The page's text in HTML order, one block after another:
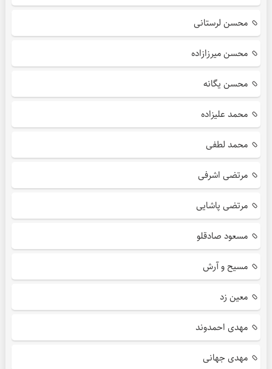
محسن لرستانی
محسن میرزازاده
محسن یگانه
محمد علیزاده
محمد لطفی
مرتضی اشرفی
مرتضی پاشایی
مسعود صادقلو
مسیح و آرش
معین زد
مهدی احمدوند
مهدی جهانی